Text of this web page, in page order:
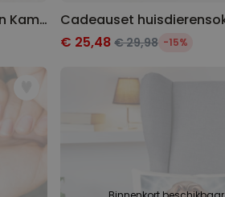
Cadeau set boxershort en Kamasutra kaarten
€ 25,48 € 29,98 -15%